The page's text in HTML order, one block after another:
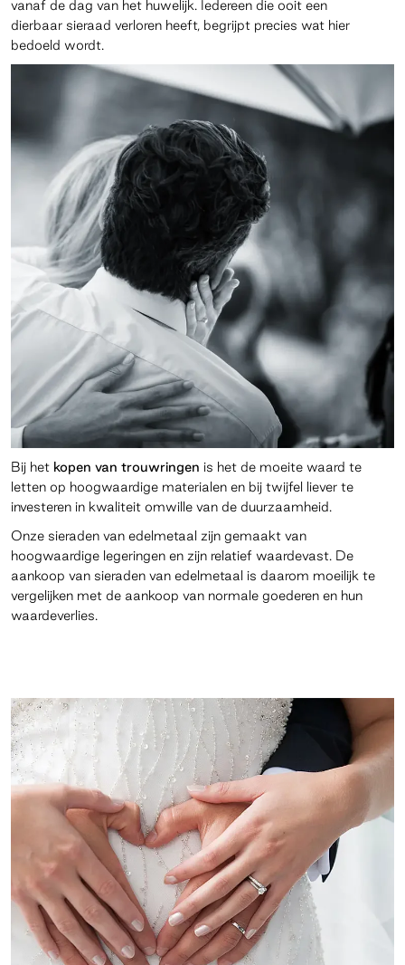
vanaf de dag van het huwelijk. Iedereen die ooit een
dierbaar sieraad verloren heeft, begrijpt precies wat hier
bedoeld wordt.
Bij het kopen van trouwringen is het de moeite waard te
letten op hoogwaardige materialen en bij twijfel liever te
investeren in kwaliteit omwille van de duurzaamheid.
Onze sieraden van edelmetaal zijn gemaakt van
hoogwaardige legeringen en zijn relatief waardevast. De
aankoop van sieraden van edelmetaal is daarom moeilijk te
vergelijken met de aankoop van normale goederen en hun
waardeverlies.